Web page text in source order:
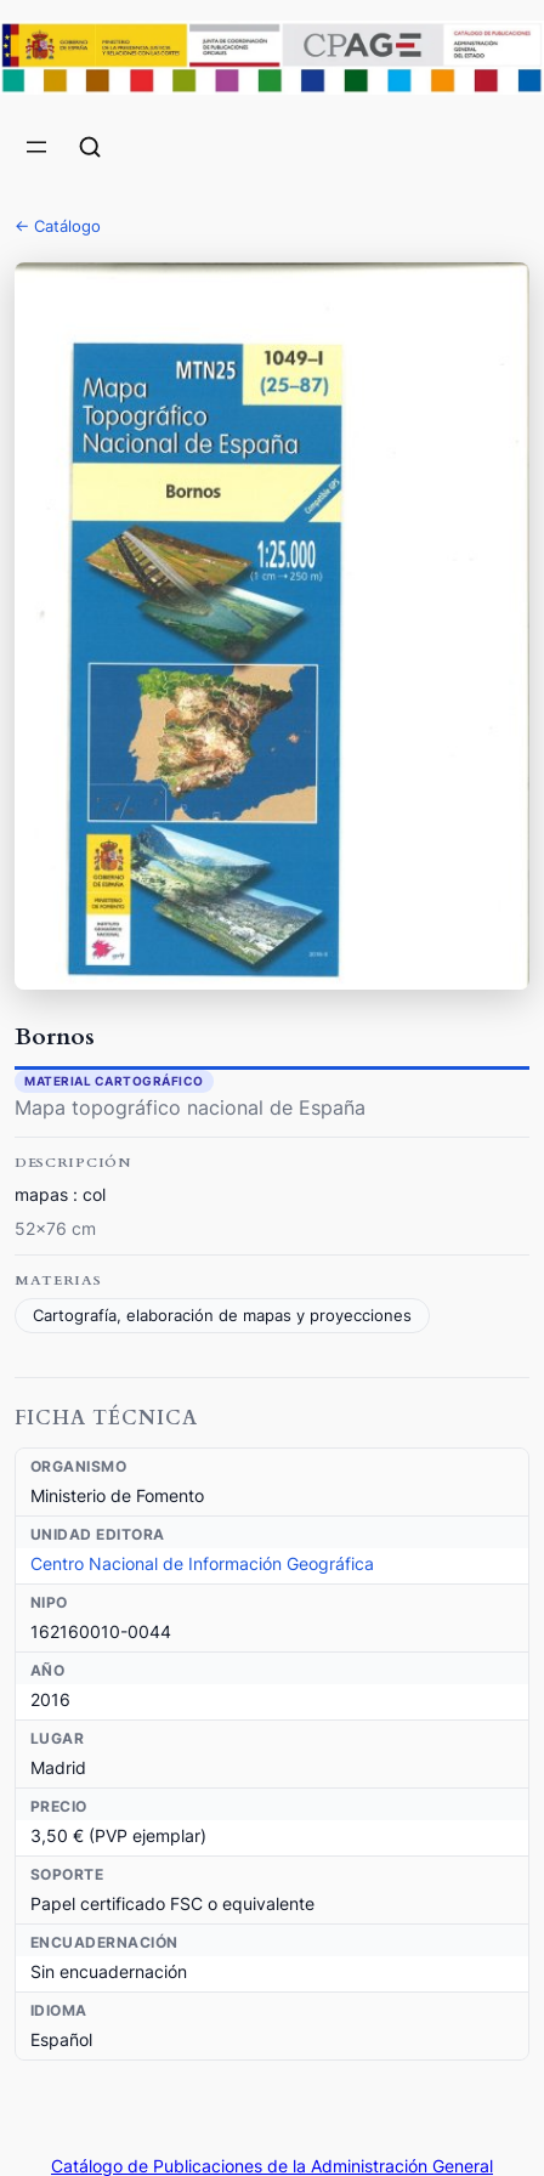
← Catálogo
Bornos
MATERIAL CARTOGRÁFICO
Mapa topográfico nacional de España
DESCRIPCIÓN
mapas : col
52x76 cm
MATERIAS
Cartografía, elaboración de mapas y proyecciones
FICHA TÉCNICA
ORGANISMO
Ministerio de Fomento
UNIDAD EDITORA
Centro Nacional de Información Geográfica
NIPO
162160010-0044
AÑO
2016
LUGAR
Madrid
PRECIO
3,50 € (PVP ejemplar)
SOPORTE
Papel certificado FSC o equivalente
ENCUADERNACIÓN
Sin encuadernación
IDIOMA
Español
Catálogo de Publicaciones de la Administración General